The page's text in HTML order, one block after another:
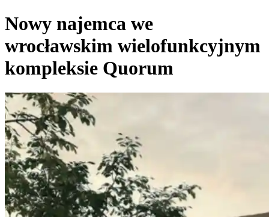
Nowy najemca we
wrocławskim wielofunkcyjnym
kompleksie Quorum